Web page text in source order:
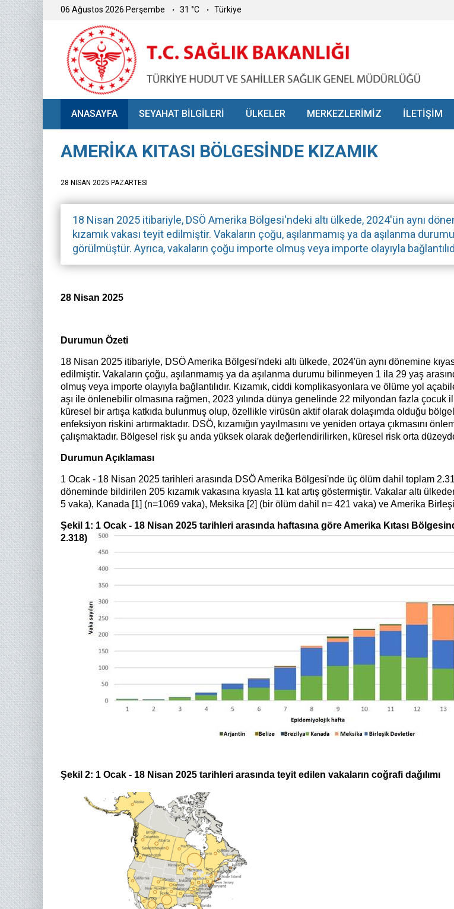
06 Ağustos 2026 Perşembe 31 °C Türkiye
ANASAYFA SEYAHAT BİLGİLERİ ÜLKELER MERKEZLERİMİZ İLETİŞİM
AMERİKA KITASI BÖLGESİNDE KIZAMIK
28 NISAN 2025 PAZARTESI
18 Nisan 2025 itibariyle, DSÖ Amerika Bölgesi'ndeki altı ülkede, 2024'ün aynı
kızamık vakası teyit edilmiştir. Vakaların çoğu, aşılanmamış ya da aşılanma
görülmüştür. Ayrıca, vakaların çoğu importe olmuş veya importe olayıyla
28 Nisan 2025
Durumun Özeti
18 Nisan 2025 itibariyle, DSÖ Amerika Bölgesi'ndeki altı ülkede, 2024'ün aynı dönemine
edilmiştir. Vakaların çoğu, aşılanmamış ya da aşılanma durumu bilinmeyen 1 ila 29 yaş
olmuş veya importe olayıyla bağlantılıdır. Kızamık, ciddi komplikasyonlara ve ölüme yol
aşı ile önlenebilir olmasına rağmen, 2023 yılında dünya genelinde 22 milyondan fazla çocuk ilk
küresel bir artışa katkıda bulunmuş olup, özellikle virüsün aktif olarak dolaşımda olduğu
enfeksiyon riskini artırmaktadır. DSÖ, kızamığın yayılmasını ve yeniden ortaya çıkmasını
çalışmaktadır. Bölgesel risk şu anda yüksek olarak değerlendirilirken, küresel risk orta
Durumun Açıklaması
1 Ocak - 18 Nisan 2025 tarihleri arasında DSÖ Amerika Bölgesi'nde üç ölüm dahil toplam
döneminde bildirilen 205 kızamık vakasına kıyasla 11 kat artış göstermiştir. Vakalar altı
5 vaka), Kanada [1] (n=1069 vaka), Meksika [2] (bir ölüm dahil n= 421 vaka) ve Amerika
Şekil 1: 1 Ocak - 18 Nisan 2025 tarihleri arasında haftasına göre Amerika Kıtası
2.318)
Şekil 2: 1 Ocak - 18 Nisan 2025 tarihleri arasında teyit edilen vakaların coğrafi dağılımı